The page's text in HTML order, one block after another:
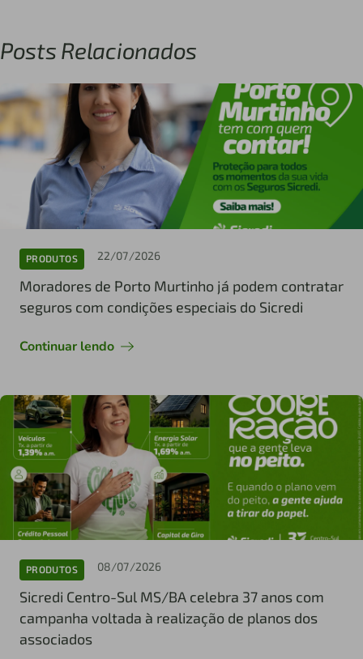
Posts Relacionados
PRODUTOS 22/07/2026
Moradores de Porto Murtinho já podem contratar
seguros com condições especiais do Sicredi
Continuar lendo
PRODUTOS 08/07/2026
Sicredi Centro-Sul MS/BA celebra 37 anos com
campanha voltada à realização de planos dos
associados